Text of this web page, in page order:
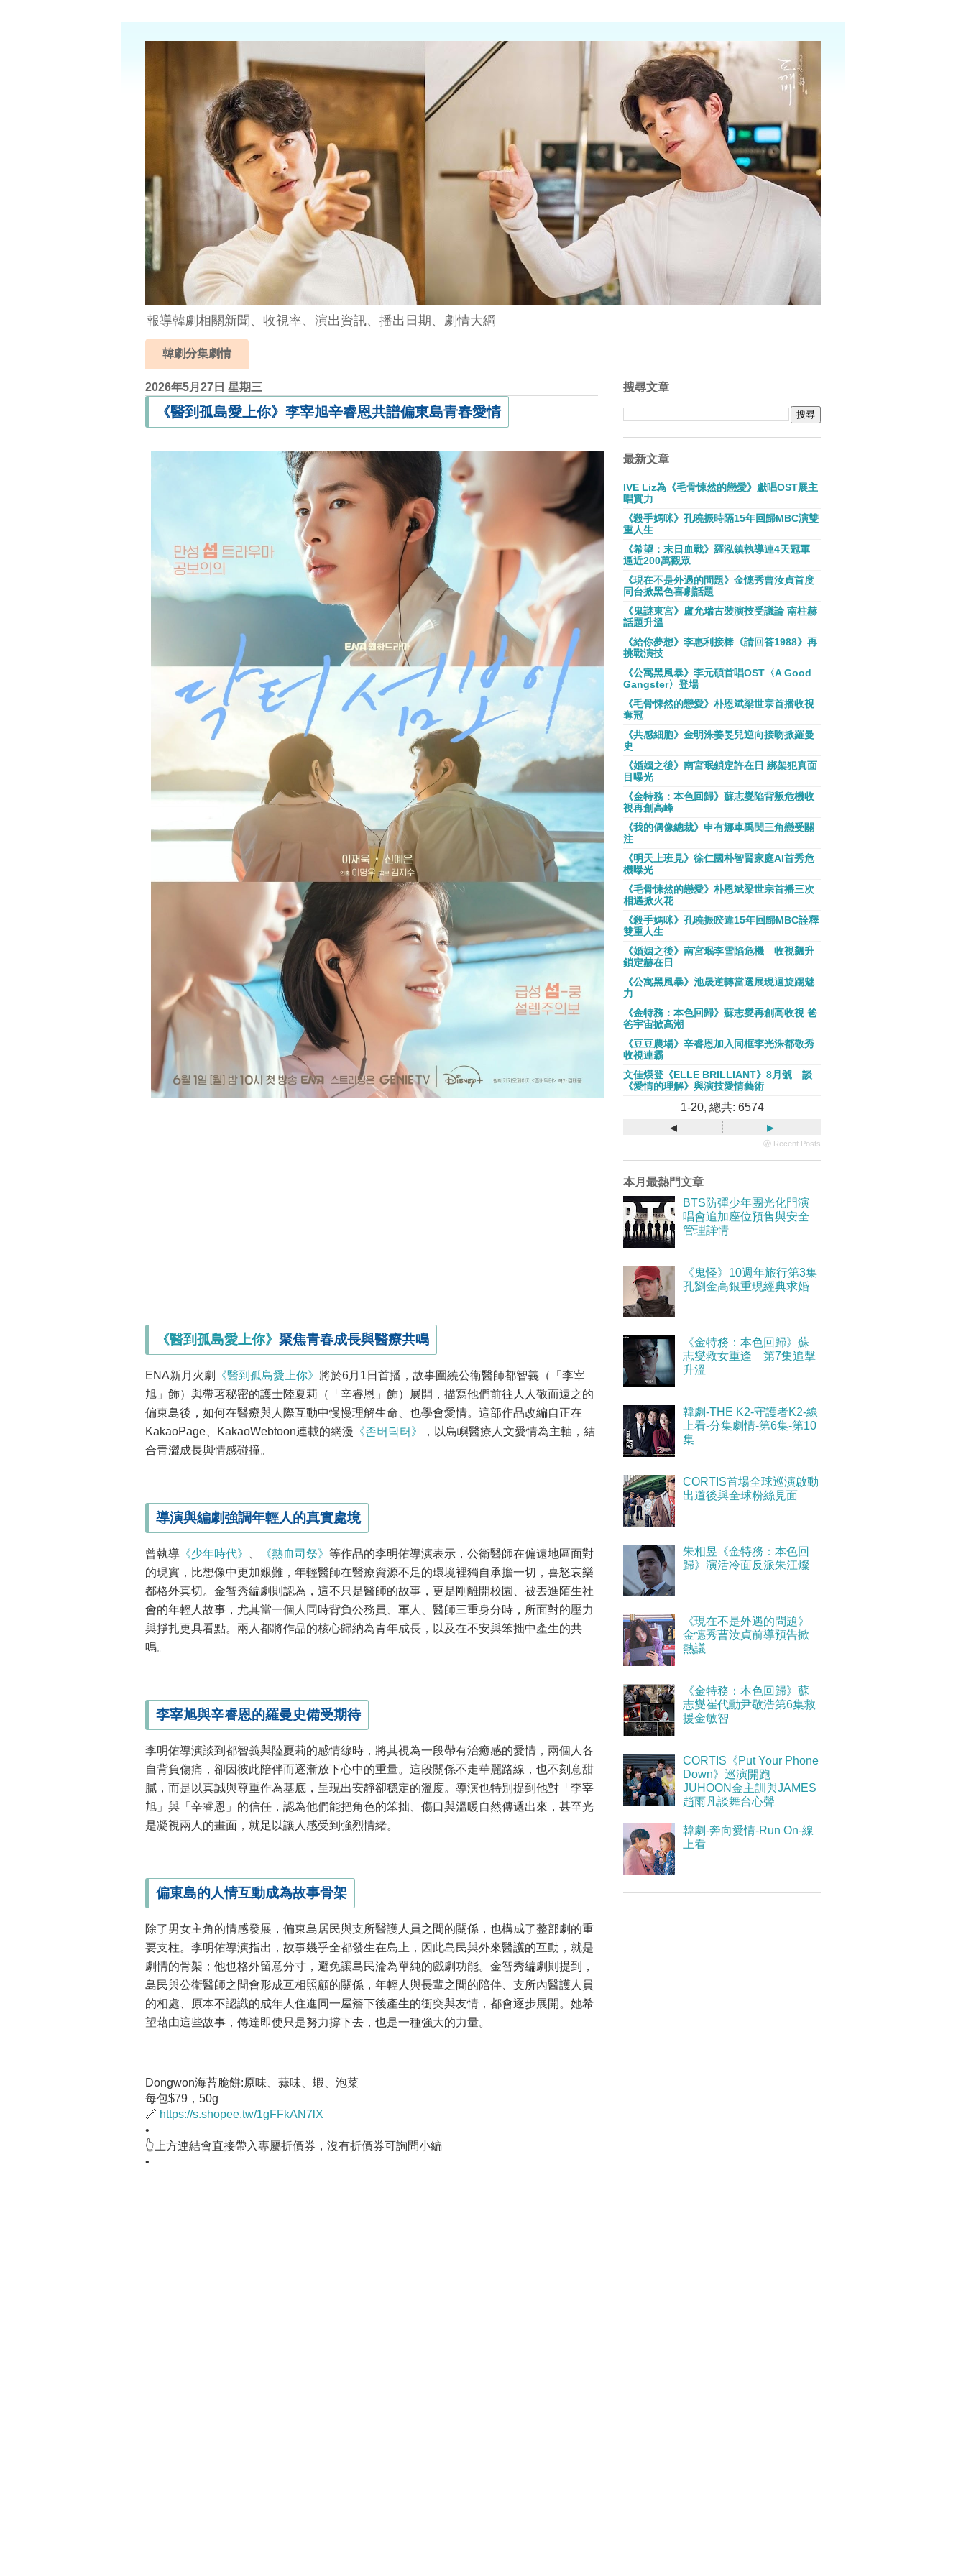
報導韓劇相關新聞、收視率、演出資訊、播出日期、劇情大綱
韓劇分集劇情
2026年5月27日 星期三
《醫到孤島愛上你》李宰旭辛睿恩共譜偏東島青春愛情
《醫到孤島愛上你》 聚焦青春成長與醫療共鳴
ENA新月火劇 《醫到孤島愛上你》 將於6月1日首播，故事圍繞公衛醫師都智義（「李宰
旭」飾）與帶著秘密的護士陸夏莉（「辛睿恩」飾）展開，描寫他們前往人人敬而遠之的
偏東島後，如何在醫療與人際互動中慢慢理解生命、也學會愛情。這部作品改編自正在
KakaoPage、KakaoWebtoon連載的網漫 《존버닥터》
，以島嶼醫療人文愛情為主軸，結
合青澀成長與情感碰撞。
導演與編劇強調年輕人的真實處境
曾執導 《少年時代》 《熱血司祭》 等作品的李明佑導演表示，公衛醫師在偏遠地區面對
的現實，比想像中更加艱難，年輕醫師在醫療資源不足的環境裡獨自承擔一切，喜怒哀樂
都格外真切。金智秀編劇則認為，這不只是醫師的故事，更是剛離開校園、被丟進陌生社
會的年輕人故事，尤其當一個人同時背負公務員、軍人、醫師三重身分時，所面對的壓力
與掙扎更具看點。兩人都將作品的核心歸納為青年成長，以及在不安與笨拙中產生的共
鳴。
李宰旭與辛睿恩的羅曼史備受期待
李明佑導演談到都智義與陸夏莉的感情線時，將其視為一段帶有治癒感的愛情，兩個人各
自背負傷痛，卻因彼此陪伴而逐漸放下心中的重量。這段關係不走華麗路線，也不刻意甜
膩，而是以真誠與尊重作為基底，呈現出安靜卻穩定的溫度。導演也特別提到他對「李宰
旭」與「辛睿恩」的信任，認為他們能把角色的笨拙、傷口與溫暖自然傳遞出來，甚至光
是凝視兩人的畫面，就足以讓人感受到強烈情緒。
偏東島的人情互動成為故事骨架
除了男女主角的情感發展，偏東島居民與支所醫護人員之間的關係，也構成了整部劇的重
要支柱。李明佑導演指出，故事幾乎全都發生在島上，因此島民與外來醫護的互動，就是
劇情的骨架；他也格外留意分寸，避免讓島民淪為單純的戲劇功能。金智秀編劇則提到，
島民與公衛醫師之間會形成互相照顧的關係，年輕人與長輩之間的陪伴、支所內醫護人員
的相處、原本不認識的成年人住進同一屋簷下後產生的衝突與友情，都會逐步展開。她希
望藉由這些故事，傳達即使只是努力撐下去，也是一種強大的力量。
Dongwon海苔脆餅:原味、蒜味、蝦、泡菜
每包$79，50g
🔗 https://s.shopee.tw/1gFFkAN7lX
•
👆上方連結會直接帶入專屬折價券，沒有折價券可詢問小編
•
搜尋文章
最新文章
IVE Liz為《毛骨悚然的戀愛》獻唱OST展主
唱實力
《殺手媽咪》孔曉振時隔15年回歸MBC演雙
重人生
《希望：末日血戰》羅泓鎮執導連4天冠軍
逼近200萬觀眾
《現在不是外遇的問題》金憓秀曹汝貞首度
同台掀黑色喜劇話題
《鬼謎東宮》盧允瑞古裝演技受議論 南柱赫
話題升溫
《給你夢想》李惠利接棒《請回答1988》再
挑戰演技
《公寓黑風暴》李元碩首唱OST〈A Good
Gangster〉登場
《毛骨悚然的戀愛》朴恩斌梁世宗首播收視
奪冠
《共感細胞》金明洙姜旻兒逆向接吻掀羅曼
史
《婚姻之後》南宮珉鎖定許在日 綁架犯真面
目曝光
《金特務：本色回歸》蘇志燮陷背叛危機收
視再創高峰
《我的偶像總裁》申有娜車禹閔三角戀受關
注
《明天上班見》徐仁國朴智賢家庭AI首秀危
機曝光
《毛骨悚然的戀愛》朴恩斌梁世宗首播三次
相遇掀火花
《殺手媽咪》孔曉振睽違15年回歸MBC詮釋
雙重人生
《婚姻之後》南宮珉李雪陷危機 收視飆升
鎖定赫在日
《公寓黑風暴》池晟逆轉當選展現迴旋踢魅
力
《金特務：本色回歸》蘇志燮再創高收視 爸
爸宇宙掀高潮
《豆豆農場》辛睿恩加入同框李光洙都敬秀
收視連霸
文佳煐登《ELLE BRILLIANT》8月號 談
《愛情的理解》與演技愛情藝術
1-20, 總共: 6574
◂ ▸
ⓦ Recent Posts
本月最熱門文章
BTS防彈少年團光化門演
唱會追加座位預售與安全
管理詳情
《鬼怪》10週年旅行第3集
孔劉金高銀重現經典求婚
《金特務：本色回歸》蘇
志燮救女重逢 第7集追擊
升溫
韓劇-THE K2-守護者K2-線
上看-分集劇情-第6集-第10
集
CORTIS首場全球巡演啟動
出道後與全球粉絲見面
朱相昱《金特務：本色回
歸》演活冷面反派朱江燦
《現在不是外遇的問題》
金憓秀曹汝貞前導預告掀
熱議
《金特務：本色回歸》蘇
志燮崔代勳尹敬浩第6集救
援金敏智
CORTIS《Put Your Phone
Down》巡演開跑
JUHOON金主訓與JAMES
趙雨凡談舞台心聲
韓劇-奔向愛情-Run On-線
上看